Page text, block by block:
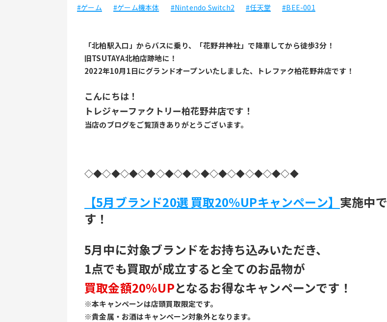
#ゲーム #ゲーム機本体 #Nintendo Switch2 #任天堂 #BEE-001
「北柏駅入口」からバスに乗り、「花野井神社」で降車してから徒歩3分！
旧TSUTAYA北柏店跡地に！
2022年10月1日にグランドオープンいたしました、トレファク柏花野井店です！
こんにちは！
トレジャーファクトリー柏花野井店です！
当店のブログをご覧頂きありがとうございます。
◇◆◇◆◇◆◇◆◇◆◇◆◇◆◇◆◇◆◇◆◇◆◇◆
【5月ブランド20選 買取20％UPキャンペーン】 実施中で
す！
5月中に対象ブランドをお持ち込みいただき、
1点でも買取が成立すると全てのお品物が
買取金額20％UPとなるお得なキャンペーンです！
※本キャンペーンは店頭買取限定です。
※貴金属・お酒はキャンペーン対象外となります。